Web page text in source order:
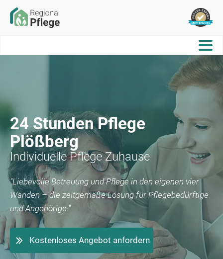
24 Stunden Pflege
Plößberg
Individuelle Pflege Zuhause
"Liebevolle Betreuung und Pflege in den eigenen vier
Wänden – die zeitgemäße Lösung für Pflegebedürftige
und Angehörige."
Kostenloses Angebot anfordern